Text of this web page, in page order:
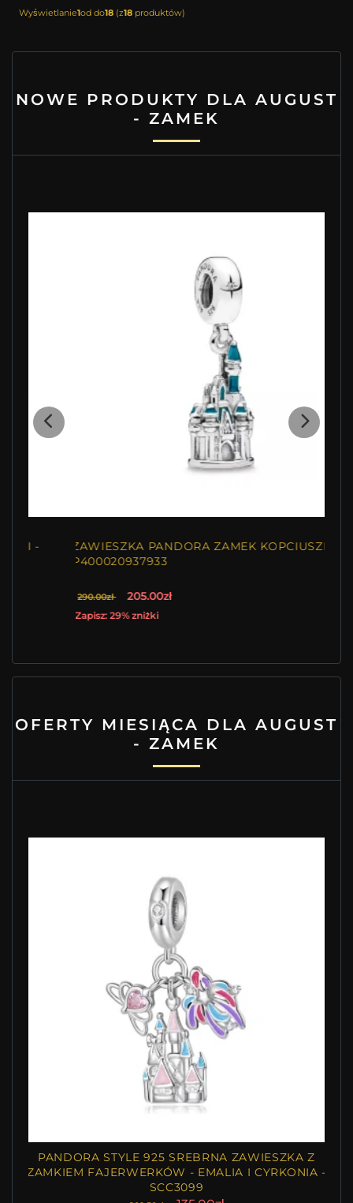
Wyświetlanie1od do18(z18produktów)
NOWE PRODUKTY DLA AUGUST
- ZAMEK
ZAWIESZKA PANDORA ZAMEK KOPCIUSZKA
P400020937933
205.00zł
Zapisz: 29% zniżki
OFERTY MIESIĄCA DLA AUGUST
- ZAMEK
PANDORA STYLE 925 SREBRNA ZAWIESZKA Z
ZAMKIEM FAJERWERKÓW - EMALIA I CYRKONIA -
SCC3099